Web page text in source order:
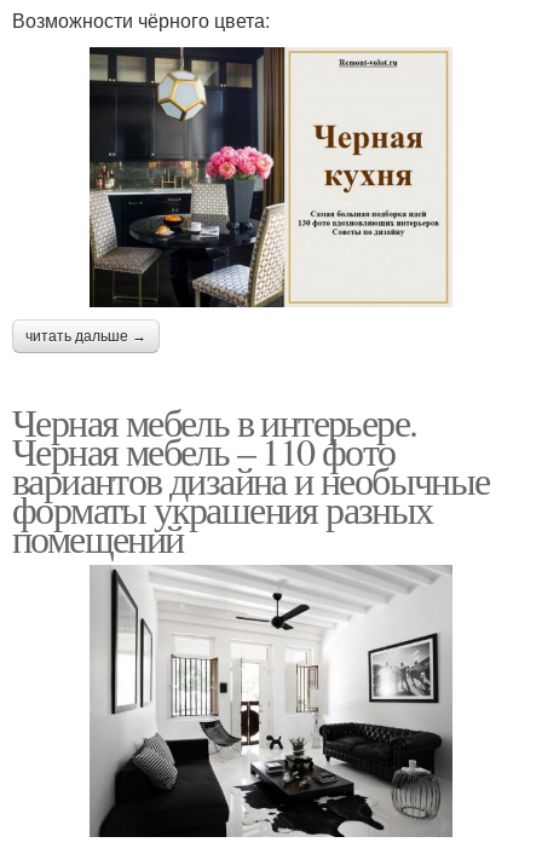
Возможности чёрного цвета:
читать дальше →
Черная мебель в интерьере.
Черная мебель – 110 фото
вариантов дизайна и необычные
форматы украшения разных
помещений